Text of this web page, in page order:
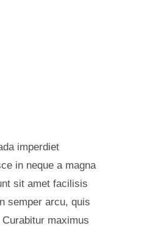
imperdiet
in neque a magna
sit amet facilisis
semper arcu, quis
maximus